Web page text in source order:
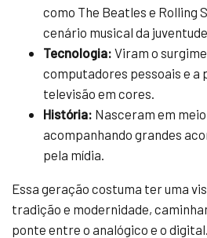
como The Beatles e Rolling
cenário musical da
Tecnologia: Viram o
computadores pessoais e a
televisão em cores.
História: Nasceram em
acompanhando grandes
pela mídia.
Essa geração costuma ter uma
tradição e modernidade,
ponte entre o analógico e o digital.